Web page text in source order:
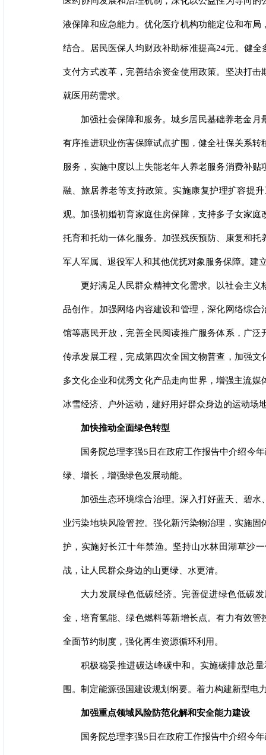
液保障和应急能力。优化医疗机构功能定位和布
结合。居民医保人均财政补助标准提高24元。健
支付方式改革，完善结余资金使用政策。坚决打
就医用药需求。
加强社会保障和服务。城乡居民基础养老金
有序推进职业伤害保障试点扩围，健全社保关系
服务，实施中度以上失能老年人养老服务消费补
融、旅居养老等支持政策。实施康复护理扩容提
观。加强初婚初育家庭住房保障，支持多子女家
托育和托幼一体化服务。加强残疾预防、康复和
军人军属、退役军人和其他优抚对象服务保障。建
更好满足人民群众精神文化需求。以社会主
品创作。加强网络内容建设和管理，深化网络综
馆等惠民开放，完善全民阅读推广服务体系，广
传承发展工程，完成第四次全国文物普查，加强
多文化企业和优秀文化产品走向世界，增强主流
冰雪经济、户外运动，建好用好群众身边的运动场
加快推动全面绿色转型
国务院总理李强5日在政府工作报告中介绍今
绿、增长，增强绿色发展动能。
加强生态环境综合治理。深入打好蓝天、碧
业污染地块风险管控。强化新污染物治理，实施
护，实施好长江十年禁渔。坚持山水林田湖草沙
战，让人民群众身边的山更绿、水更清。
大力发展绿色低碳经济。完善促进绿色低碳
金，培育氢能、绿色燃料等新增长点。有力有效
全面节约制度，强化再生资源循环利用。
积极稳妥推进碳达峰碳中和。实施碳排放总
围。制定能源强国建设规划纲要。着力构建新型电
加强重点领域风险防范化解和安全能力建设
国务院总理李强5日在政府工作报告中介绍今